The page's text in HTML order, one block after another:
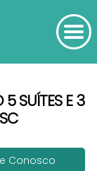
5 SUÍTES E 3
Conosco